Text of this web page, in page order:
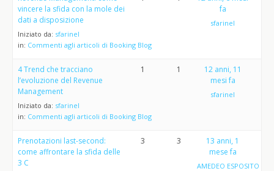
vincere la sfida con la mole dei
dati a disposizione
Iniziato da: sfarinel
in: Commenti agli articoli di Booking Blog
fa
sfarinel
4 Trend che tracciano
l’evoluzione del Revenue
Management
Iniziato da: sfarinel
in: Commenti agli articoli di Booking Blog
1 1
12 anni, 11
mesi fa
sfarinel
Prenotazioni last-second:
come affrontare la sfida delle
3 C
3 3
13 anni, 1
mese fa
AMEDEO ESPOSITO